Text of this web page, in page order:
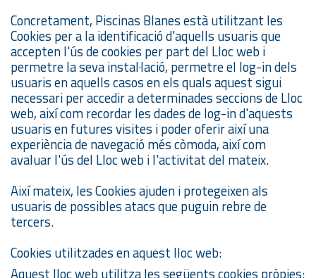
Concretament, Piscinas Blanes està utilitzant les
Cookies per a la identificació d'aquells usuaris que
accepten l'ús de cookies per part del Lloc web i
permetre la seva instal·lació, permetre el log-in dels
usuaris en aquells casos en els quals aquest sigui
necessari per accedir a determinades seccions de Lloc
web, així com recordar les dades de log-in d'aquests
usuaris en futures visites i poder oferir així una
experiència de navegació més còmoda, així com
avaluar l'ús del Lloc web i l'activitat del mateix.
Així mateix, les Cookies ajuden i protegeixen als
usuaris de possibles atacs que puguin rebre de
tercers.
Cookies utilitzades en aquest lloc web:
Aquest lloc web utilitza les següents cookies pròpies: